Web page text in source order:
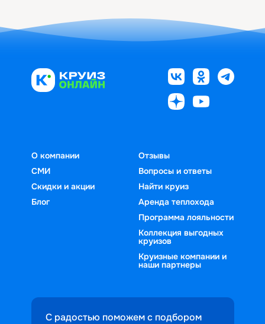
О компании
СМИ
Скидки и акции
Блог
Отзывы
Вопросы и ответы
Найти круиз
Аренда теплохода
Программа лояльности
Коллекция выгодных
круизов
Круизные компании и
наши партнеры
С радостью поможем с подбором